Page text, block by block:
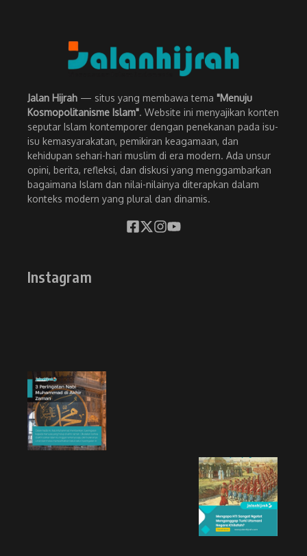
Jalan Hijrah — situs yang membawa tema "Menuju
Kosmopolitanisme Islam". Website ini menyajikan konten
seputar Islam kontemporer dengan penekanan pada isu-
isu kemasyarakatan, pemikiran keagamaan, dan
kehidupan sehari-hari muslim di era modern. Ada unsur
opini, berita, refleksi, dan diskusi yang menggambarkan
bagaimana Islam dan nilai-nilainya diterapkan dalam
konteks modern yang plural dan dinamis.
Instagram